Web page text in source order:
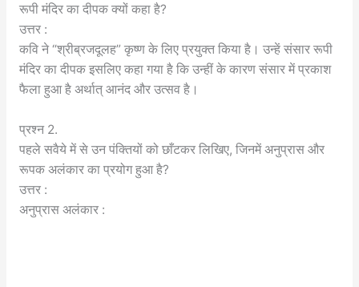
रूपी मंदिर का दीपक क्यों कहा है?
उत्तर :
कवि ने “श्रीब्रजदूलह” कृष्ण के लिए प्रयुक्त किया है। उन्हें संसार रूपी
मंदिर का दीपक इसलिए कहा गया है कि उन्हीं के कारण संसार में प्रकाश
फैला हुआ है अर्थात् आनंद और उत्सव है।
प्रश्न 2.
पहले सवैये में से उन पंक्तियों को छाँटकर लिखिए, जिनमें अनुप्रास और
रूपक अलंकार का प्रयोग हुआ है?
उत्तर :
अनुप्रास अलंकार :